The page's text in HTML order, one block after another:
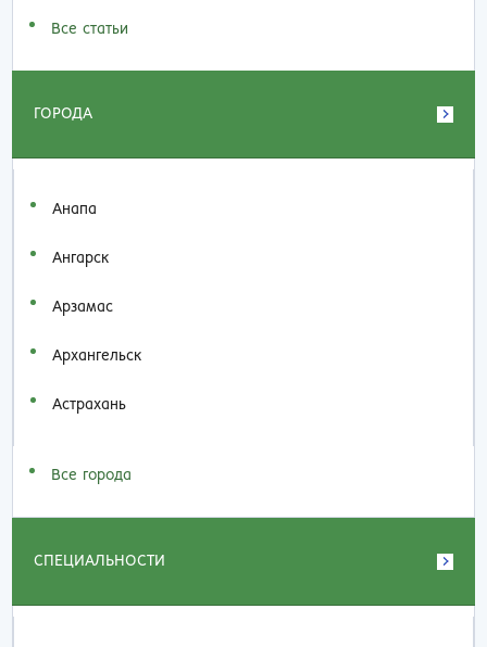
Все статьи
ГОРОДА
Анапа
Ангарск
Арзамас
Архангельск
Астрахань
Все города
СПЕЦИАЛЬНОСТИ